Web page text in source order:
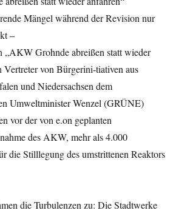
Mängel während der Revision nur
–
Grohnde abreißen statt wieder
Vertreter von Bürgerini-tiativen aus
und Niedersachsen dem
Umweltminister Wenzel (GRÜNE)
vor der von e.on geplanten
des AKW, mehr als 4.000
die Stilllegung des umstrittenen Reaktors
die Turbulenzen zu: Die Stadtwerke